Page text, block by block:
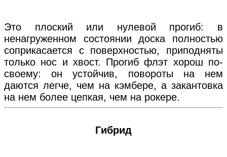
Это плоский или нулевой прогиб: в
ненагруженном состоянии доска полностью
соприкасается с поверхностью, приподняты
только нос и хвост. Прогиб флэт хорош по-
своему: он устойчив, повороты на нем
даются легче, чем на кэмбере, а закантовка
на нем более цепкая, чем на рокере.
Гибрид